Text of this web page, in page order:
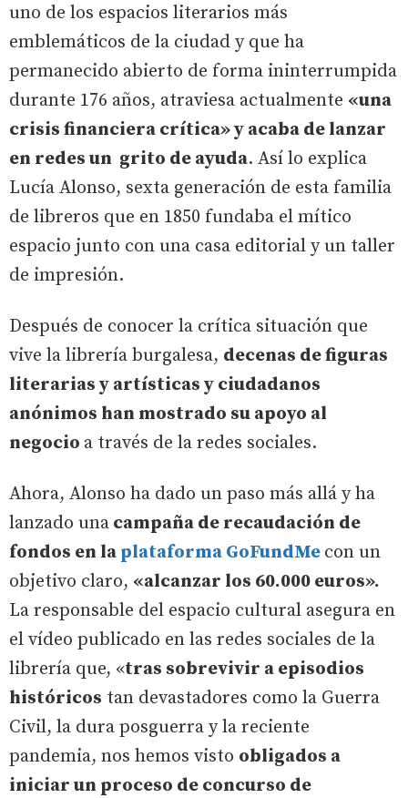
uno de los espacios literarios más
emblemáticos de la ciudad y que ha
permanecido abierto de forma ininterrumpida
durante 176 años, atraviesa actualmente «una
crisis financiera crítica» y acaba de lanzar
en redes un grito de ayuda. Así lo explica
Lucía Alonso, sexta generación de esta familia
de libreros que en 1850 fundaba el mítico
espacio junto con una casa editorial y un taller
de impresión.
Después de conocer la crítica situación que
vive la librería burgalesa, decenas de figuras
literarias y artísticas y ciudadanos
anónimos han mostrado su apoyo al
negocio a través de la redes sociales.
Ahora, Alonso ha dado un paso más allá y ha
lanzado una campaña de recaudación de
fondos en la plataforma GoFundMe con un
objetivo claro, «alcanzar los 60.000 euros».
La responsable del espacio cultural asegura en
el vídeo publicado en las redes sociales de la
librería que, «tras sobrevivir a episodios
históricos tan devastadores como la Guerra
Civil, la dura posguerra y la reciente
pandemia, nos hemos visto obligados a
iniciar un proceso de concurso de